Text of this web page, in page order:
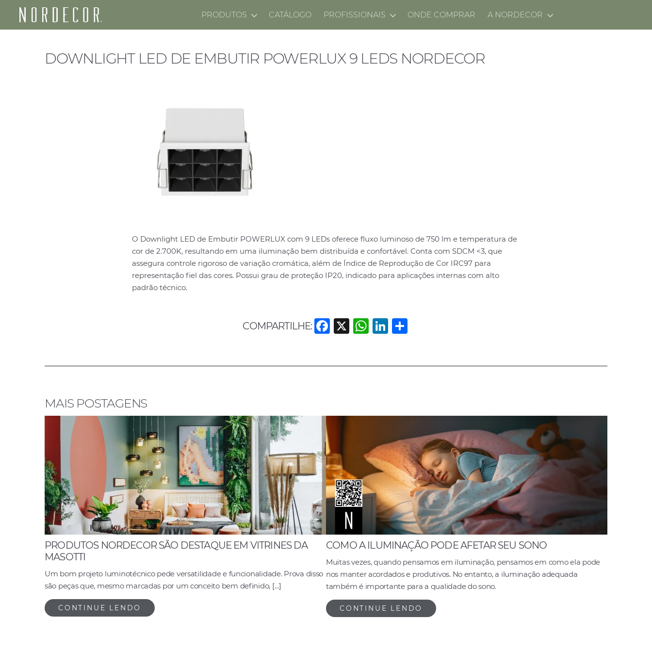
Nordecor
PRODUTOS CATÁLOGO PROFISSIONAIS ONDE COMPRAR A NORDECOR
DOWNLIGHT LED DE EMBUTIR POWERLUX 9 LEDS NORDECOR
O Downlight LED de Embutir POWERLUX com 9 LEDs oferece fluxo luminoso de 750 lm e temperatura de
cor de 2.700K, resultando em uma iluminação bem distribuída e confortável. Conta com SDCM <3, que
assegura controle rigoroso de variação cromática, além de Índice de Reprodução de Cor IRC97 para
representação fiel das cores. Possui grau de proteção IP20, indicado para aplicações internas com alto
padrão técnico.
COMPARTILHE:
F
e
o
X W
s
p
Li
e
S
e
MAIS POSTAGENS
PRODUTOS NORDECOR SÃO DESTAQUE EM VITRINES DA
MASOTTI
Um bom projeto luminotécnico pede versatilidade e funcionalidade. Prova disso
são peças que, mesmo marcadas por um conceito bem definido, […]
CONTINUE LENDO
COMO A ILUMINAÇÃO PODE AFETAR SEU SONO
Muitas vezes, quando pensamos em iluminação, pensamos em como ela pode
nos manter acordados e produtivos. No entanto, a iluminação adequada
também é importante para a qualidade do sono.
CONTINUE LENDO